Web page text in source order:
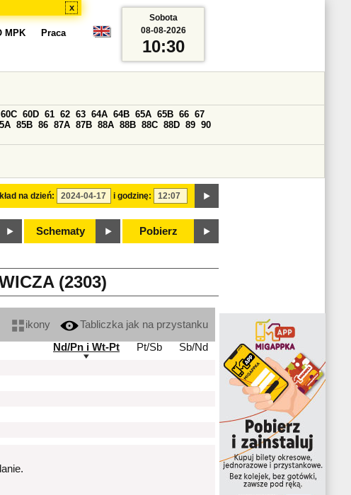
x
MPK Praca
na dzień: i godzinę:
60C 60D 61 62 63 64A 64B 65A 65B 66 67
85B 86 87A 87B 88A 88B 88C 88D 89 90
Schematy Pobierz
Sobota
08-08-2026
10:30
(2303)
ikony
Tabliczka jak na przystanku
Nd/Pn i Wt-Pt
Pt/Sb
Sb/Nd